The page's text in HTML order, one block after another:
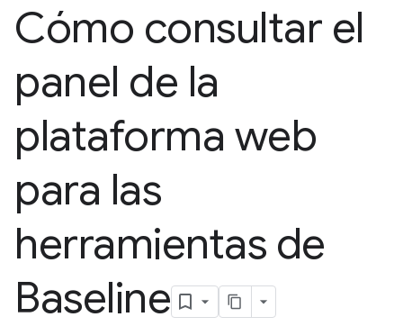
Cómo consultar el
panel de la
plataforma web
para las
herramientas de
Baseline